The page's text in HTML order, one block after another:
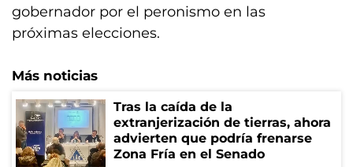
gobernador por el peronismo en las
próximas elecciones.
Más noticias
Tras la caída de la
extranjerización de tierras, ahora
advierten que podría frenarse
Zona Fría en el Senado